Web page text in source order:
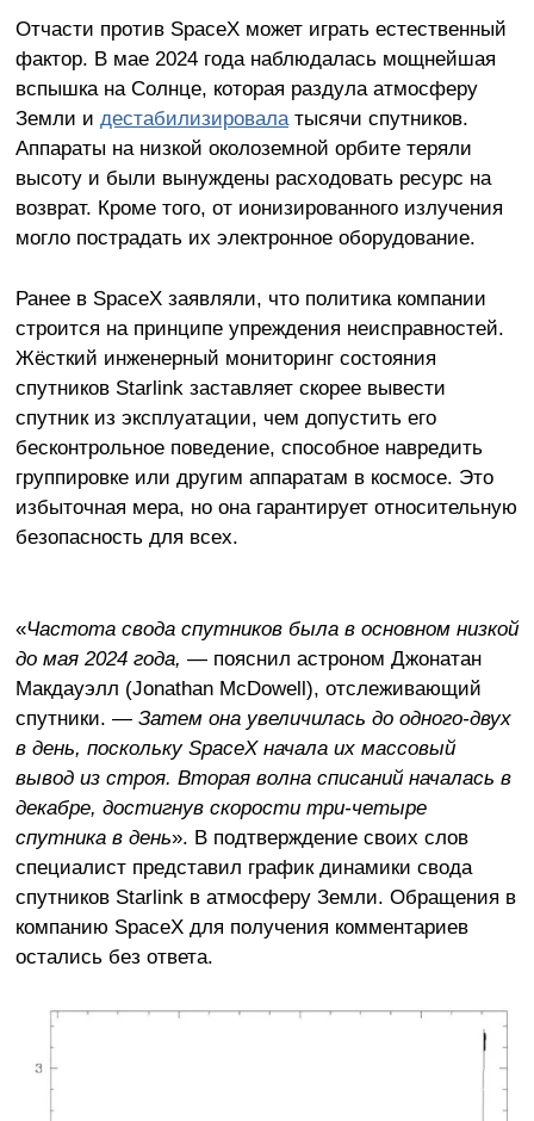
Отчасти против SpaceX может играть естественный
фактор. В мае 2024 года наблюдалась мощнейшая
вспышка на Солнце, которая раздула атмосферу
Земли и дестабилизировалатысячи спутников.
Аппараты на низкой околоземной орбите теряли
высоту и были вынуждены расходовать ресурс на
возврат. Кроме того, от ионизированного излучения
могло пострадать их электронное оборудование.
Ранее в SpaceX заявляли, что политика компании
строится на принципе упреждения неисправностей.
Жёсткий инженерный мониторинг состояния
спутников Starlink заставляет скорее вывести
спутник из эксплуатации, чем допустить его
бесконтрольное поведение, способное навредить
группировке или другим аппаратам в космосе. Это
избыточная мера, но она гарантирует относительную
безопасность для всех.
«Частота свода спутников была в основном низкой
до мая 2024 года, — пояснил астроном Джонатан
Макдауэлл (Jonathan McDowell), отслеживающий
спутники. —Затем она увеличилась до одного-двух
в день, поскольку SpaceX начала их массовый
вывод из строя. Вторая волна списаний началась в
декабре, достигнув скорости три-четыре
спутника в день». В подтверждение своих слов
специалист представил график динамики свода
спутников Starlink в атмосферу Земли. Обращения в
компанию SpaceX для получения комментариев
остались без ответа.